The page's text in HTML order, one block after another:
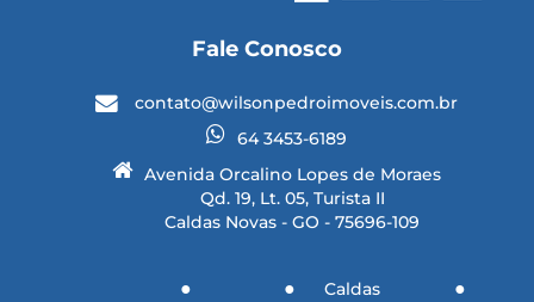
Fale Conosco
contato@wilsonpedroimoveis.com.br
64 3453-6189
Avenida Orcalino Lopes de Moraes
Qd. 19, Lt. 05, Turista II
Caldas Novas - GO - 75696-109
Caldas